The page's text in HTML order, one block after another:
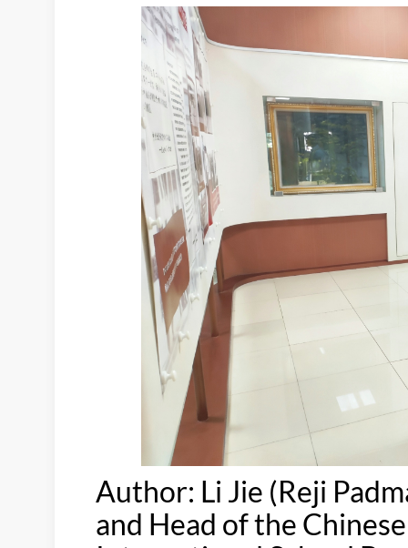
Author: Li Jie (Reji
and Head of the